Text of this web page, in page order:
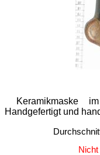
Keramikmaske
Handgefertigt und